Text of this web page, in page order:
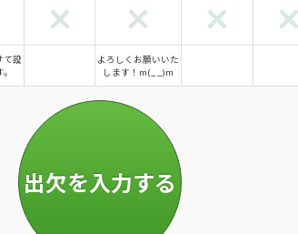
て設
よろしくお願いいた
します！m(_ _)m